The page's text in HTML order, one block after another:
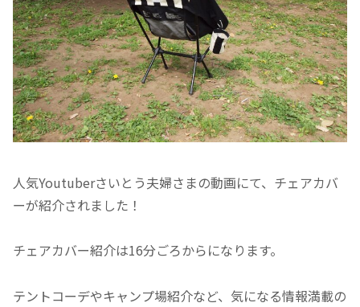
人気Youtuberさいとう夫婦さまの動画にて、チェアカバ
ーが紹介されました！
チェアカバー紹介は16分ごろからになります。
テントコーデやキャンプ場紹介など、気になる情報満載の